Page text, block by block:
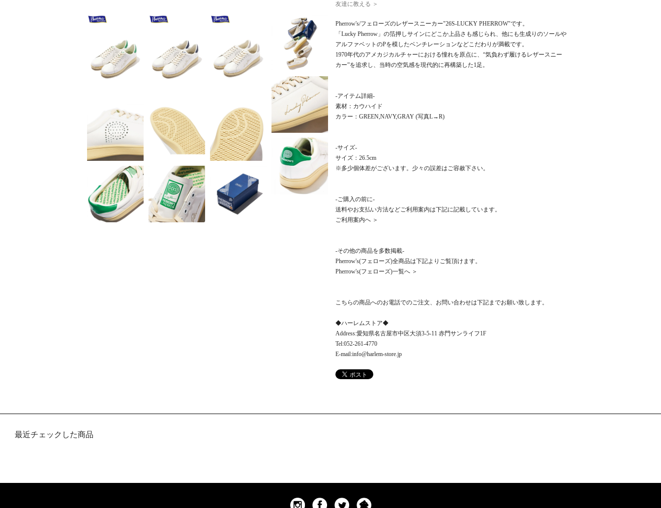
友達に教える ＞
Pherrow's/フェローズのレザースニーカー"26S-LUCKY PHERROW"です。
「Lucky Pherrow」の箔押しサインにどこか上品さも感じられ、他にも生成りのソールや
アルファベットのPを模したベンチレーションなどこだわりが満載です。
1970年代のアメカジカルチャーにおける憧れを原点に、“気負わず履けるレザースニー
カー”を追求し、当時の空気感を現代的に再構築した1足。
-アイテム詳細-
素材：カウハイド
カラー：GREEN,NAVY,GRAY (写真L→R)
-サイズ-
サイズ：26.5cm
※多少個体差がございます。少々の誤差はご容赦下さい。
-ご購入の前に-
送料やお支払い方法などご利用案内は下記に記載しています。
ご利用案内へ ＞
-その他の商品を多数掲載-
Pherrow's(フェローズ)全商品は下記よりご覧頂けます。
Pherrow's(フェローズ)一覧へ ＞
こちらの商品へのお電話でのご注文、お問い合わせは下記までお願い致します。
◆ハーレムストア◆
Address:愛知県名古屋市中区大須3-5-11 赤門サンライフ1F
Tel:052-261-4770
E-mail:info@harlem-store.jp
最近チェックした商品